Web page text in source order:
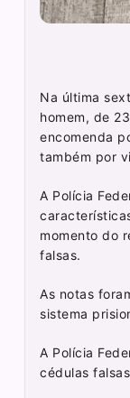
Na última
homem, de
encomenda
também por
A Polícia
momento do
falsas.
As notas
sistema
A Polícia
cédulas